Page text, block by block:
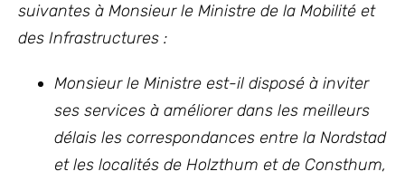
suivantes à Monsieur le Ministre de la Mobilité et
des Infrastructures :
Monsieur le Ministre est-il disposé à inviter
ses services à améliorer dans les meilleurs
délais les correspondances entre la Nordstad
et les localités de Holzthum et de Consthum,